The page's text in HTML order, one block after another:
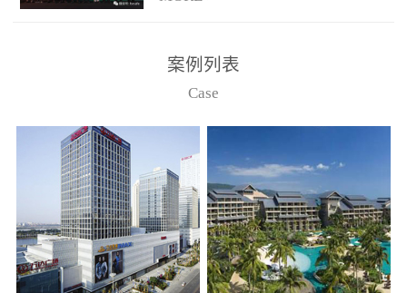
从监控主机上获取，最多
只能接6台，超过的需从现
案例列表
Case